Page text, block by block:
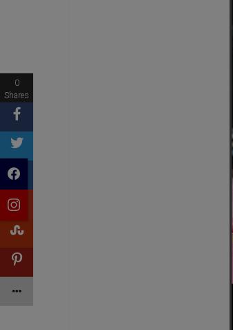
0
Shares